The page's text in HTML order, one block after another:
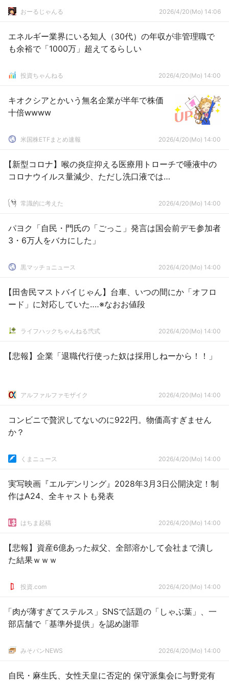
おーるじゃんる 2026/4/20(Mo) 14:06
エネルギー業界にいる知人（30代）の年収が非管理職で
も余裕で「1000万」超えてるらしい
投資ちゃんねる 2026/4/20(Mo) 14:00
キオクシアとかいう無名企業が半年で株価
十倍wwww
米国株ETFまとめ速報 2026/4/20(Mo) 14:00
【新型コロナ】喉の炎症抑える医療用トローチで唾液中の
コロナウイルス量減少、ただし洗口液では…
常識的に考えた 2026/4/20(Mo) 14:00
パヨク「自民・門氏の「ごっこ」発言は国会前デモ参加者
3・6万人をバカにした」
黒マッチョニュース 2026/4/20(Mo) 14:00
【田舎民マストバイじゃん】台車、いつの間にか「オフロ
ード」に対応していた‥‥※なおお値段
ライフハックちゃんねる弐式 2026/4/20(Mo) 14:00
【悲報】企業「退職代行使った奴は採用しねーから！！」
アルファルファモザイク 2026/4/20(Mo) 14:00
コンビニで贅沢してないのに922円。物価高すぎません
か？
くまニュース 2026/4/20(Mo) 14:00
実写映画『エルデンリング』2028年3月3日公開決定！制
作はA24、全キャストも発表
はちま起稿 2026/4/20(Mo) 14:00
【悲報】資産6億あった叔父、全部溶かして会社まで潰し
た結果ｗｗｗ
投資.com 2026/4/20(Mo) 14:00
「肉が薄すぎてステルス」SNSで話題の「しゃぶ葉」、一
部店舗で「基準外提供」を認め謝罪
みそパンNEWS 2026/4/20(Mo) 14:00
自民・麻生氏、女性天皇に否定的 保守派集会に与野党有